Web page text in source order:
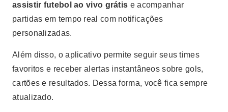
assistir futebol ao vivo grátis e acompanhar
partidas em tempo real com notificações
personalizadas.
Além disso, o aplicativo permite seguir seus times
favoritos e receber alertas instantâneos sobre gols,
cartões e resultados. Dessa forma, você fica sempre
atualizado.